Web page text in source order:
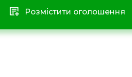
Розмістити оголошення